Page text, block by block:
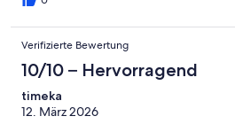
Verifizierte Bewertung
10/10 – Hervorragend
timeka
12. März 2026